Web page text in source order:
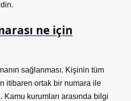
ne için
sağlanması. Kişinin tüm
itibaren ortak bir numara ile
Kamu kurumları arasında bilgi